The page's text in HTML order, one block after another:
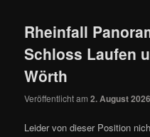
Rheinfall
Schloss Laufen
Wörth
Veröffentlicht am2. August 2026
Leider von dieser Position